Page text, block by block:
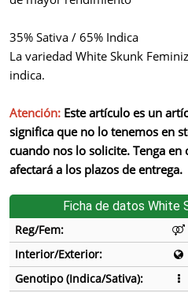
35% Sativa / 65% Indica
La variedad White Skunk
indica.
Atención: Este artículo es un
significa que no lo tenemos en
cuando nos lo solicite. Tenga
afectará a los plazos de entrega.
Ficha de datos White
Reg/Fem:
Interior/Exterior:
Genotipo (Indica/Sativa):